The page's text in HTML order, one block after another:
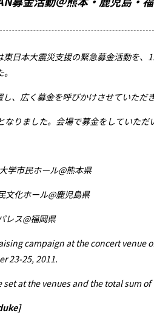
東日本大震災支援の緊急募金活動を
、広く募金を呼びかけさせていただ
なりました。会場で募金をしていただ
市民ホール@熊本県
化ホール@鹿児島県
ス@福岡県
campaign at the concert venue
23-25, 2011.
set at the venues and the total sum of